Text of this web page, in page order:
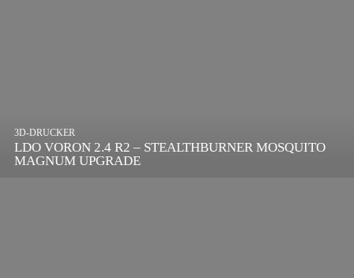
LDO VORON 2.4 R2 – STEALTHBURNER MOSQUITO
MAGNUM UPGRADE
3D-DRUCKER